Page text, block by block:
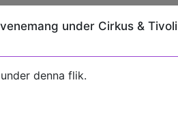
under Cirkus & Tivoli
denna flik.